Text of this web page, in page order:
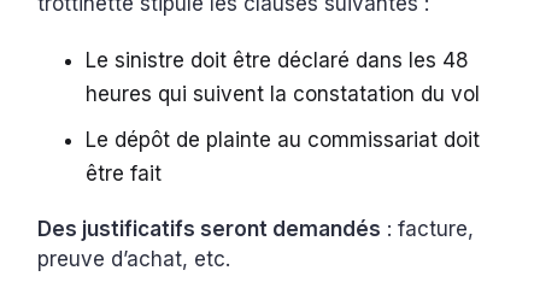
Le sinistre doit être déclaré dans les 48
heures qui suivent la constatation du vol
Le dépôt de plainte au commissariat doit
être fait
Des justificatifs seront demandés : facture,
preuve d’achat, etc.